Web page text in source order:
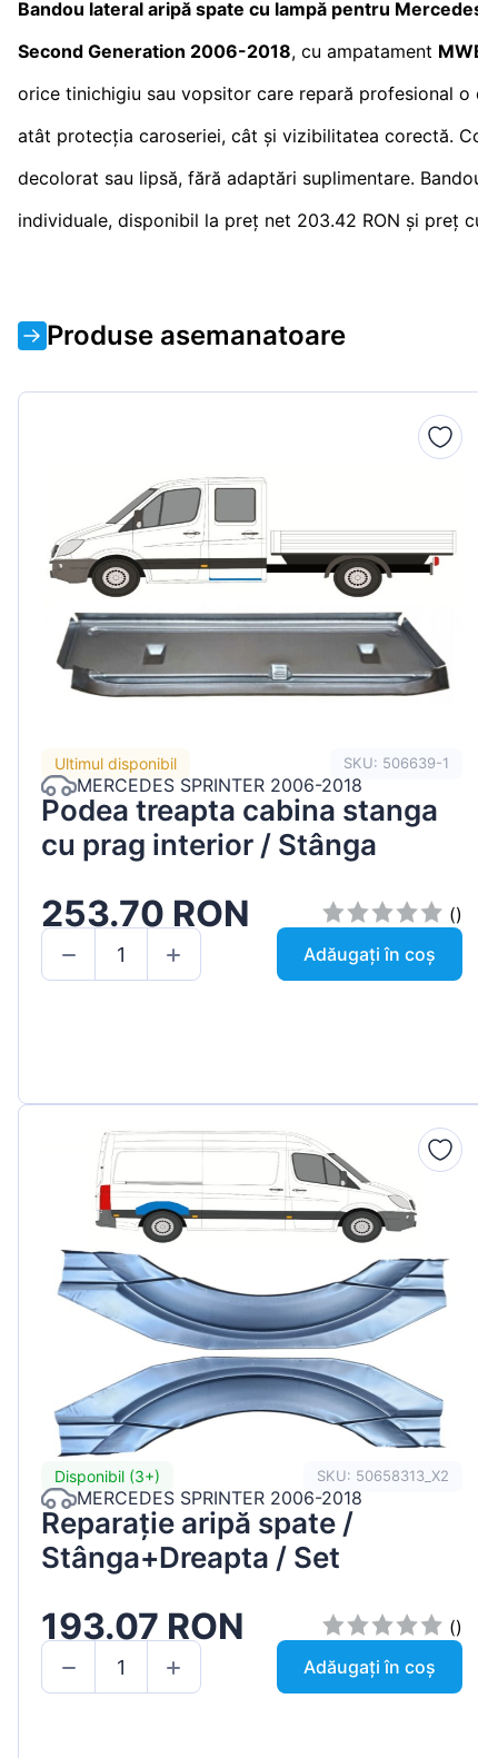
Bandou lateral aripă spate cu lampă pentru
Second Generation 2006-2018, cu ampatament
orice tinichigiu sau vopsitor care repară profesional
atât protecția caroseriei, cât și vizibilitatea corectă.
decolorat sau lipsă, fără adaptări suplimentare.
individuale, disponibil la preț net 203.42 RON și preț
Produse asemanatoare
Ultimul disponibil SKU: 506639-1
MERCEDES SPRINTER 2006-2018
Podea treapta cabina stanga
cu prag interior / Stânga
253.70 RON
()
Adăugați în coș
Disponibil (3+) SKU: 50658313_X2
MERCEDES SPRINTER 2006-2018
Reparație aripă spate /
Stânga+Dreapta / Set
193.07 RON
()
Adăugați în coș